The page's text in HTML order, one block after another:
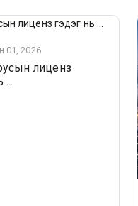
01, 2026
лиценз
...